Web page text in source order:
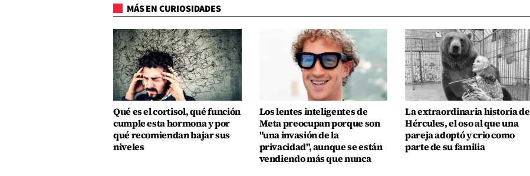
MÁS EN CURIOSIDADES
Qué es el cortisol, qué función
cumple esta hormona y por
qué recomiendan bajar sus
niveles
Los lentes inteligentes de
Meta preocupan porque son
"una invasión de la
privacidad", aunque se están
vendiendo más que nunca
La extraordinaria historia de
Hércules, el oso al que una
pareja adoptó y crio como
parte de su familia